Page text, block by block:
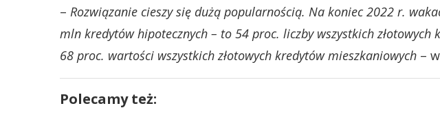
– Rozwiązanie cieszy się dużą popularnością. Na koniec 2022 r.
mln kredytów hipotecznych – to 54 proc. liczby wszystkich złotowych
68 proc. wartości wszystkich złotowych kredytów mieszkaniowych –
Polecamy też: